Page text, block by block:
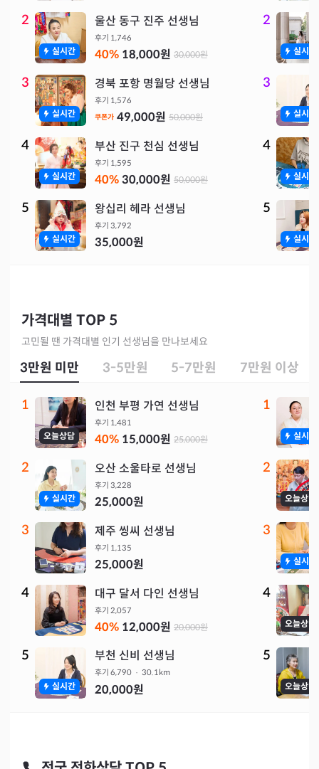
2
실시간
울산 동구 진주 선생님
후기 1,746
40% 18,000원 30,000원
3
실시간
경북 포항 명월당 선생님
후기 1,576
쿠폰가 49,000원 50,000원
4
실시간
부산 진구 천심 선생님
후기 1,595
40%30,000원 50,000원
5
실시간
왕십리 헤라 선생님
후기 3,792
35,000원
2
실시간
3
실시간
4
실시간
5
실시간
가격대별 TOP 5
고민될 땐 가격대별 인기 선생님을 만나보세요
3만원 미만 3-5만원 5-7만원 7만원 이상
1
오늘상담
인천 부평 가연 선생님
후기 1,481
40% 15,000원 25,000원
2
실시간
오산 소울타로 선생님
후기 3,228
25,000원
3 제주 씽씨 선생님
후기 1,135
25,000원
4 대구 달서 다인 선생님
후기 2,057
40% 12,000원 20,000원
5
실시간
부천 신비 선생님
후기 6,790 · 30.1km
20,000원
1
실시간
2
오늘상담
3
실시간
4
오늘상담
5
오늘상담